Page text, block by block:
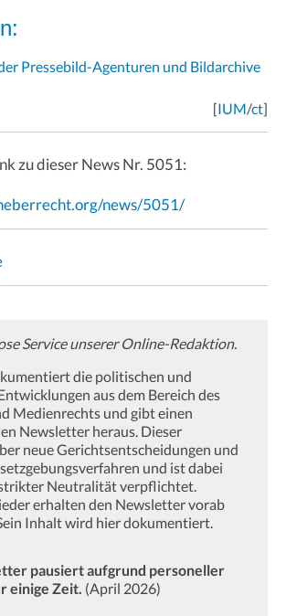
Pressebild-Agenturen und Bildarchive
[IUM/ct]
zu dieser News Nr. 5051:
news/5051/
Service unserer Online-Redaktion.
die politischen und
aus dem Bereich des
Medienrechts und gibt einen
Newsletter heraus. Dieser
neue Gerichtsentscheidungen und
und ist dabei
Neutralität verpflichtet.
erhalten den Newsletter vorab
Inhalt wird hier dokumentiert.
pausiert aufgrund personeller
einige Zeit. (April 2026)